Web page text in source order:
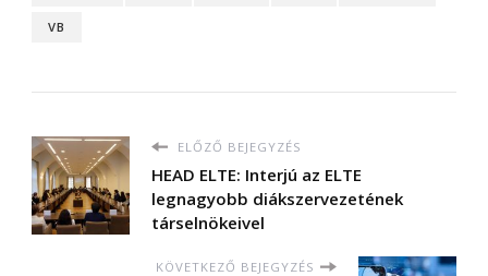
VB
ELŐZŐ BEJEGYZÉS
HEAD ELTE: Interjú az ELTE
legnagyobb diákszervezetének
társelnökeivel
KÖVETKEZŐ BEJEGYZÉS